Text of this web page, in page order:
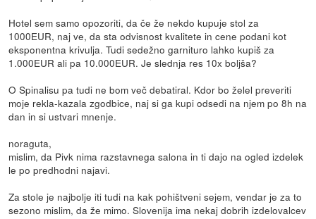
Hotel sem samo opozoriti, da če že nekdo kupuje stol za
1000EUR, naj ve, da sta odvisnost kvalitete in cene podani kot
eksponentna krivulja. Tudi sedežno garnituro lahko kupiš za
1.000EUR ali pa 10.000EUR. Je slednja res 10x boljša?
O Spinalisu pa tudi ne bom več debatiral. Kdor bo želel preveriti
moje rekla-kazala zgodbice, naj si ga kupi odsedi na njem po 8h na
dan in si ustvari mnenje.
noraguta,
mislim, da Pivk nima razstavnega salona in ti dajo na ogled izdelek
le po predhodni najavi.
Za stole je najbolje iti tudi na kak pohištveni sejem, vendar je za to
sezono mislim, da že mimo. Slovenija ima nekaj dobrih izdelovalcev